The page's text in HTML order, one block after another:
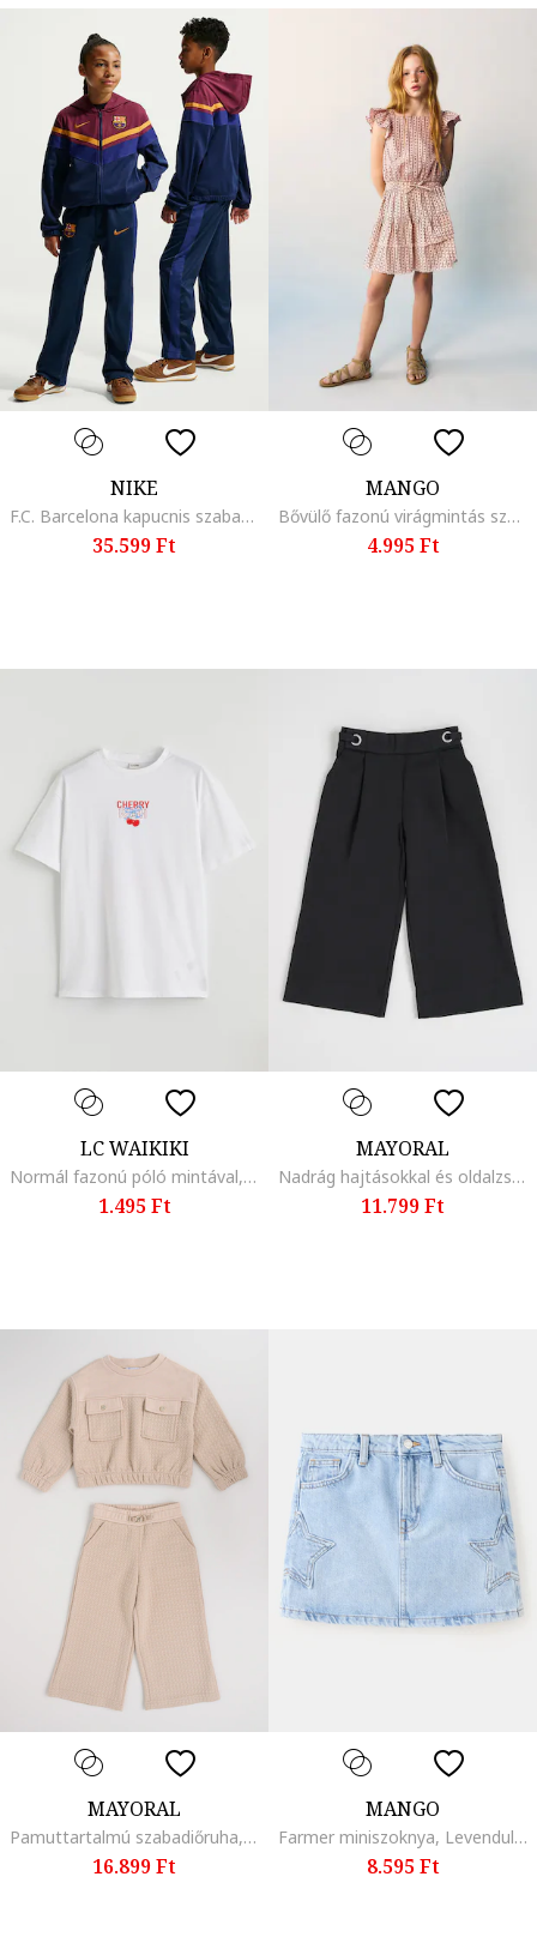
NIKE
F.C. Barcelona kapucnis szabadidőruha, Piros/Sötétkék
35.599 Ft
MANGO
Bővülő fazonú virágmintás szoknya, Pasztellrózsaszín
4.995 Ft
LC WAIKIKI
Normál fazonú póló mintával, Fehér/Rózsaszín
1.495 Ft
MAYORAL
Nadrág hajtásokkal és oldalzsebekkel, Szénfekete
11.799 Ft
MAYORAL
Pamuttartalmú szabadiőruha, Sötétbézs
16.899 Ft
MANGO
Farmer miniszoknya, Levendulakék
8.595 Ft